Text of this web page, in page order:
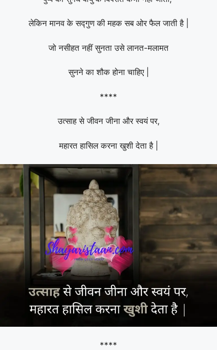
लेकिन मानव के सद्गुण की महक सब ओर फैल जाती है |
जो नसीहत नहीं सुनता उसे लानत-मलामत
सुनने का शौक होना चाहिए |
****
उत्साह से जीवन जीना और स्वयं पर,
महारत हासिल करना खुशी देता है |
****